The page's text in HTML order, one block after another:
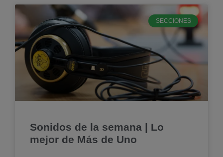
SECCIONES
Sonidos de la semana | Lo
mejor de Más de Uno